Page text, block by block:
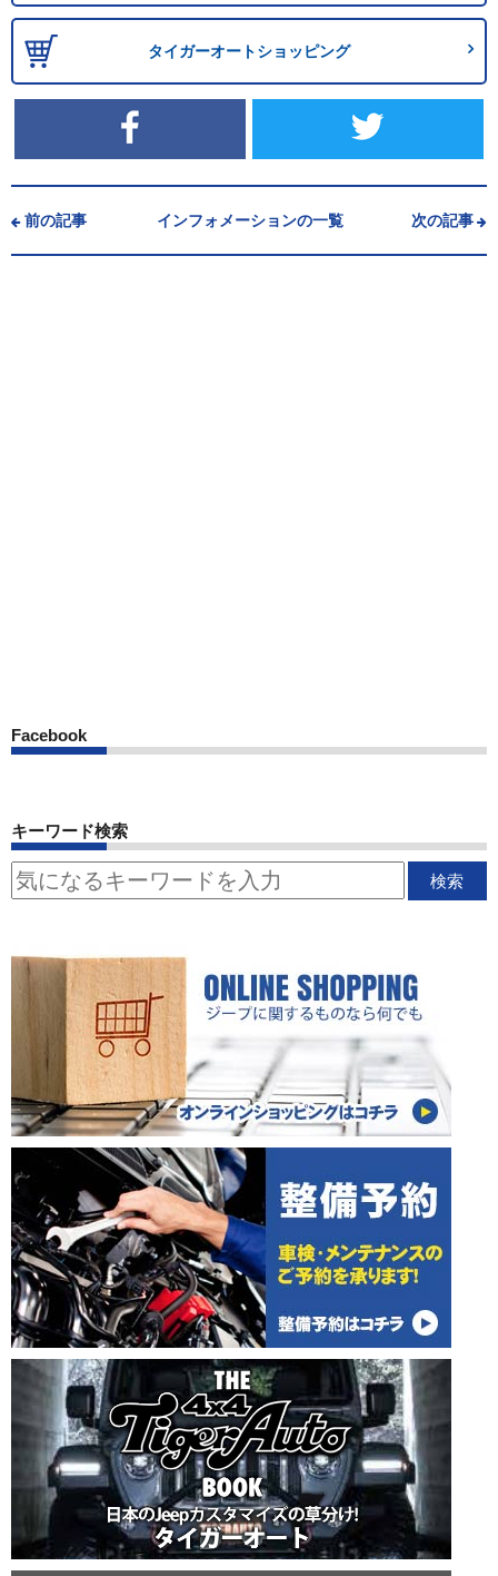
タイガーオートショッピング
前の記事 インフォメーションの一覧 次の記事
Facebook
キーワード検索